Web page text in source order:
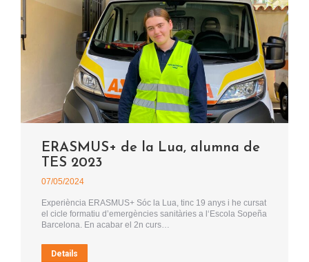
ERASMUS+ de la Lua, alumna de
TES 2023
07/05/2024
Experiència ERASMUS+ Sóc la Lua, tinc 19 anys i he cursat
el cicle formatiu d’emergències sanitàries a l‘Escola Sopeña
Barcelona. En acabar el 2n curs…
Details